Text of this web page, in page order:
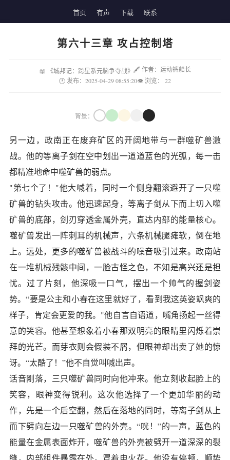
首页 有声 下载 联系
第六十三章 攻占控制塔
📖 《城邦记：跨星系元脑争夺战》 🖋 作者：运动裤船长
🕐 发布：2025-04-29 08:55:20👁 浏览： 22
背景：
另一边，政南正在废弃矿区的开阔地带与一群噬矿兽激
战。他的等离子剑在空中划出一道道蓝色的光弧，每一击
都精准地命中噬矿兽的弱点。
"第七个了！"他大喊着，同时一个侧身翻滚避开了一只噬
矿兽的钻头攻击。他迅速起身，等离子剑从下而上切入噬
矿兽的底部，剑刃穿透金属外壳，直达内部的能量核心。
噬矿兽发出一阵刺耳的机械声，六条机械腿瘫软，倒在地
上。远处，更多的噬矿兽被战斗的噪音吸引过来。政南站
在一堆机械残骸中间，一脸古怪之色，不知是高兴还是担
忧。过了片刻，他深吸一口气，摆出一个帅气的握剑姿
势。“要是公主和小春在这里就好了，看到我这英姿飒爽的
样子，肯定会更爱的我。"他自言自语道，嘴角扬起一丝得
意的笑容。他甚至想象着小春那双明亮的眼睛里闪烁着崇
拜的光芒。而芽衣则会假装不屑，但眼神却出卖了她的惊
讶。“太酷了！”他不自觉叫喊出声。
话音刚落，三只噬矿兽同时向他冲来。他立刻收起脸上的
笑容，眼神变得锐利。这次他选择了一个更加华丽的动
作，先是一个后空翻，然后在落地的同时，等离子剑从上
而下劈向左边一只噬矿兽的外壳。“咣！”的一声，蓝色的
能量在金属表面炸开，噬矿兽的外壳被劈开一道深深的裂
缝，内部组件暴露在外，冒着电火花。他没有停顿，顺势